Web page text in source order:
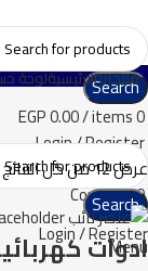
Search
0
items
/
EGP0.00
Login / Register
0
Wishlist
0
Compare
Menu
منتجاتناالرئيسيةلوحة
Search
Login / Register
عرض ⁦12⁩ من كل النتائج
ادوات